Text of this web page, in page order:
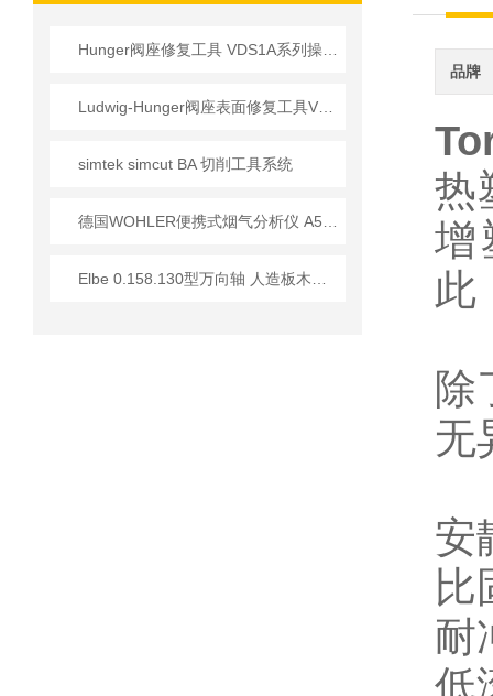
simtek simcut BA 切削工具系统
品牌
热
增
此
除
无
安
比
耐
低